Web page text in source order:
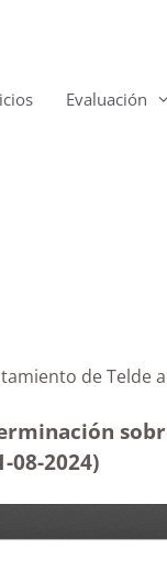
Evaluación
de
08-2024)